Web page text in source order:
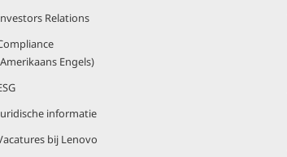
Relations
Engels)
informatie
bij Lenovo